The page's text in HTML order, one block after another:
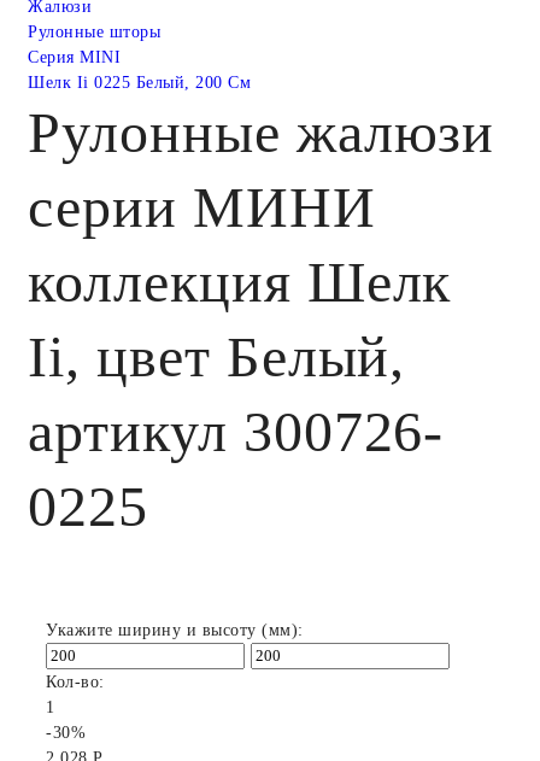
Жалюзи
Рулонные шторы
Серия MINI
Шелк Ii 0225 Белый, 200 См
Рулонные жалюзи
серии МИНИ
коллекция Шелк
Ii, цвет Белый,
артикул 300726-
0225
Укажите ширину и высоту (мм):
Кол-во:
1
-30%